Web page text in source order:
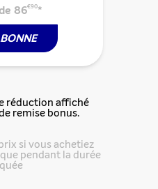
86€90*
réduction affiché
remise bonus.
si vous achetiez
pendant la durée